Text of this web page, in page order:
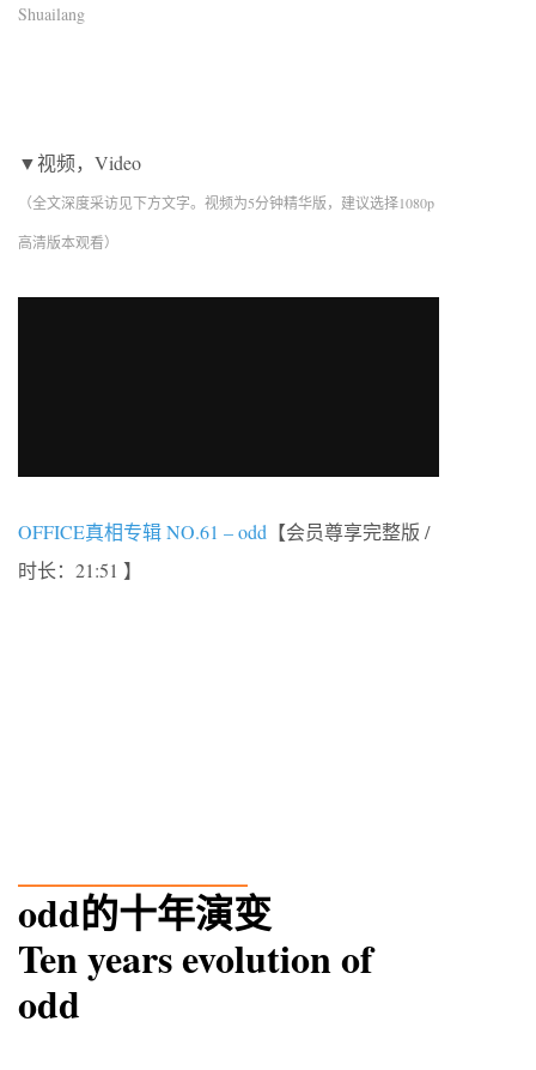
Shuailang
▼视频，Video
（全文深度采访见下方文字。视频为5分钟精华版，建议选择1080p
高清版本观看）
OFFICE真相专辑 NO.61 – odd 【会员尊享完整版 /
时长：21:51 】
odd的十年演变
Ten years evolution of
odd